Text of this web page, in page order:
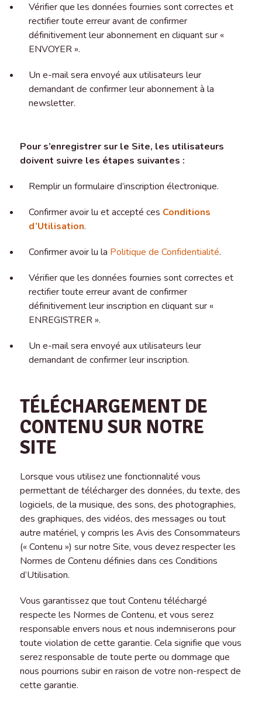
Vérifier que les données fournies sont correctes et
rectifier toute erreur avant de confirmer
définitivement leur abonnement en cliquant sur «
ENVOYER ».
Un e-mail sera envoyé aux utilisateurs leur
demandant de confirmer leur abonnement à la
newsletter.
Pour s’enregistrer sur le Site, les utilisateurs
doivent suivre les étapes suivantes :
Remplir un formulaire d’inscription électronique.
Confirmer avoir lu et accepté ces Conditions
d’Utilisation.
Confirmer avoir lu la Politique de Confidentialité.
Vérifier que les données fournies sont correctes et
rectifier toute erreur avant de confirmer
définitivement leur inscription en cliquant sur «
ENREGISTRER ».
Un e-mail sera envoyé aux utilisateurs leur
demandant de confirmer leur inscription.
TÉLÉCHARGEMENT DE
CONTENU SUR NOTRE
SITE
Lorsque vous utilisez une fonctionnalité vous
permettant de télécharger des données, du texte, des
logiciels, de la musique, des sons, des photographies,
des graphiques, des vidéos, des messages ou tout
autre matériel, y compris les Avis des Consommateurs
(« Contenu ») sur notre Site, vous devez respecter les
Normes de Contenu définies dans ces Conditions
d’Utilisation.
Vous garantissez que tout Contenu téléchargé
respecte les Normes de Contenu, et vous serez
responsable envers nous et nous indemniserons pour
toute violation de cette garantie. Cela signifie que vous
serez responsable de toute perte ou dommage que
nous pourrions subir en raison de votre non-respect de
cette garantie.